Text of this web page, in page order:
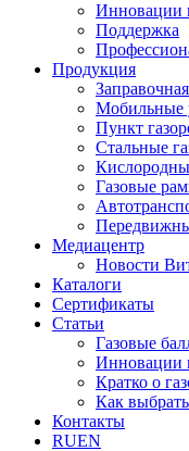
Инновации
Поддержка
Продукция
Мобильные
Пункт
Стальные
Газовые
Медиацентр
Новости
Каталоги
Сертификаты
Статьи
Газовые
Инновации
Кратко о
Как
Контакты
RUEN